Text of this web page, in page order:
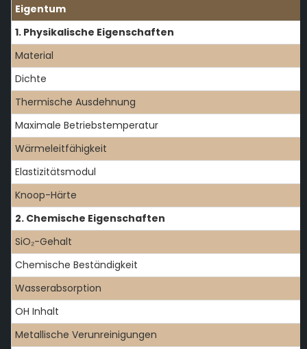
Eigentum
1. Physikalische Eigenschaften
Material
Dichte
Thermische Ausdehnung
Maximale Betriebstemperatur
Wärmeleitfähigkeit
Elastizitätsmodul
Knoop-Härte
2. Chemische Eigenschaften
SiO₂-Gehalt
Chemische Beständigkeit
Wasserabsorption
OH Inhalt
Metallische Verunreinigungen